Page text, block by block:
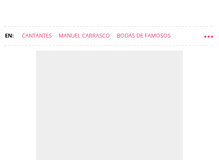
CANTANTES MANUEL CARRASCO BODAS DE FAMOSOS